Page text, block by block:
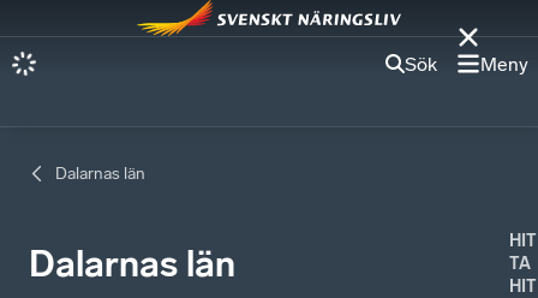
Sök Meny
Dalarnas län
Dalarnas län
HIT
TA
HIT